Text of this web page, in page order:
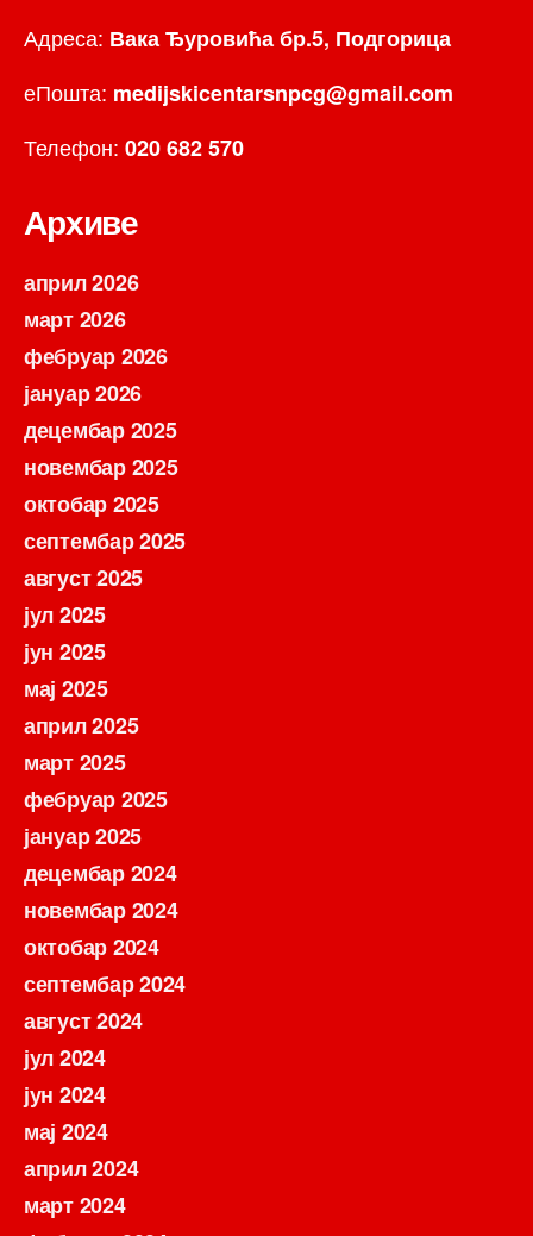
Адреса: Вака Ђуровића бр.5, Подгорица
еПошта: medijskicentarsnpcg@gmail.com
Телефон: 020 682 570
Архиве
април 2026
март 2026
фебруар 2026
јануар 2026
децембар 2025
новембар 2025
октобар 2025
септембар 2025
август 2025
јул 2025
јун 2025
мај 2025
април 2025
март 2025
фебруар 2025
јануар 2025
децембар 2024
новембар 2024
октобар 2024
септембар 2024
август 2024
јул 2024
јун 2024
мај 2024
април 2024
март 2024